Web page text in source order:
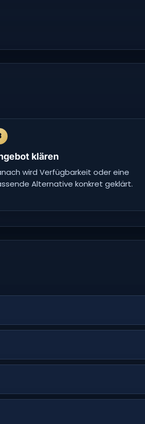
klären
wird Verfügbarkeit oder eine
Alternative konkret geklärt.